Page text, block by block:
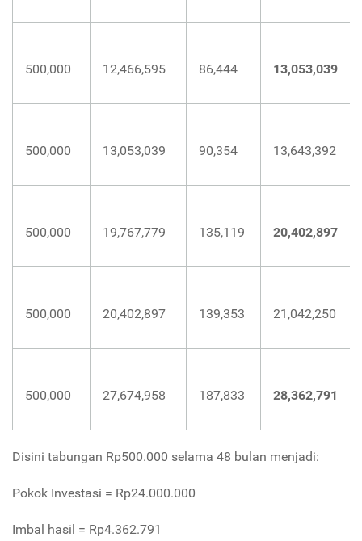
500,000 12,466,595 86,444 13,053,039
500,000 13,053,039 90,354 13,643,392
500,000 19,767,779 135,119 20,402,897
500,000 20,402,897 139,353 21,042,250
500,000 27,674,958 187,833 28,362,791
Disini tabungan Rp500.000 selama 48 bulan menjadi:
Pokok Investasi = Rp24.000.000
Imbal hasil = Rp4.362.791